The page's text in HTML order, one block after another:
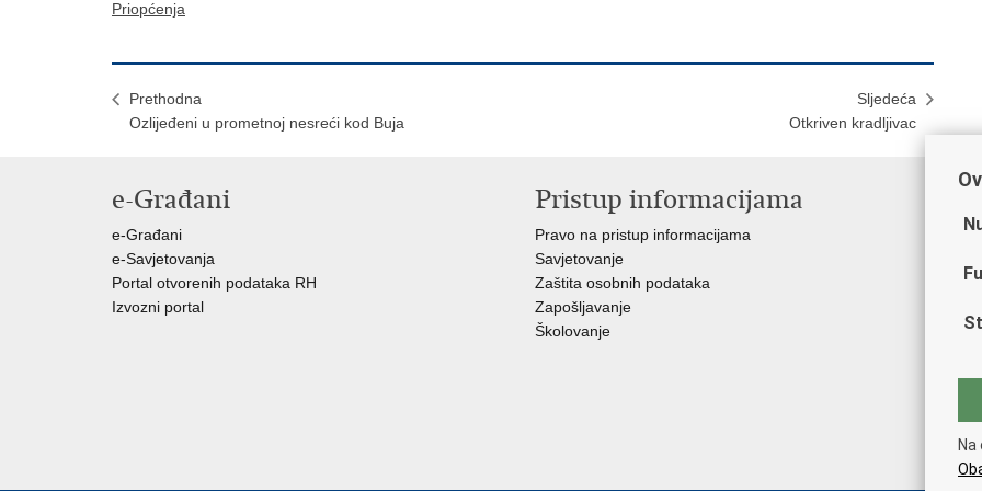
Priopćenja
Prethodna
Ozlijeđeni u prometnoj nesreći kod Buja
Sljedeća
Otkriven kradljivac
e-Građani
e-Građani
e-Savjetovanja
Portal otvorenih podataka RH
Izvozni portal
Pristup informacijama
Pravo na pristup informacijama
Savjetovanje
Zaštita osobnih podataka
Zapošljavanje
Školovanje